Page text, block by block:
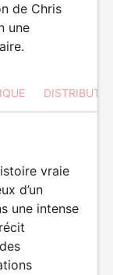
de Chris
une
vraie
d’un
une intense